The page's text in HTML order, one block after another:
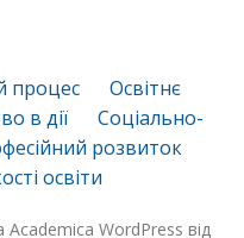
процес
Освітнє
в дії
Соціально-
розвиток
освіти
WordPress від